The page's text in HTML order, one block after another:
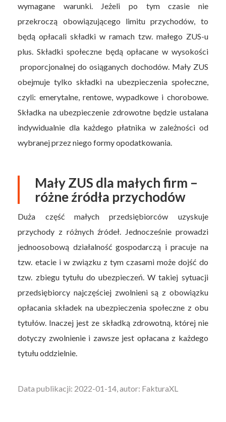
wymagane warunki. Jeżeli po tym czasie nie
przekroczą obowiązującego limitu przychodów, to
będą opłacali składki w ramach tzw. małego ZUS-u
plus. Składki społeczne będą opłacane w wysokości
proporcjonalnej do osiąganych dochodów. Mały ZUS
obejmuje tylko składki na ubezpieczenia społeczne,
czyli: emerytalne, rentowe, wypadkowe i chorobowe.
Składka na ubezpieczenie zdrowotne będzie ustalana
indywidualnie dla każdego płatnika w zależności od
wybranej przez niego formy opodatkowania.
Mały ZUS dla małych firm –
różne źródła przychodów
Duża część małych przedsiębiorców uzyskuje
przychody z różnych źródeł. Jednocześnie prowadzi
jednoosobową działalność gospodarczą i pracuje na
tzw. etacie i w związku z tym czasami może dojść do
tzw. zbiegu tytułu do ubezpieczeń. W takiej sytuacji
przedsiębiorcy najczęściej zwolnieni są z obowiązku
opłacania składek na ubezpieczenia społeczne z obu
tytułów. Inaczej jest ze składką zdrowotną, której nie
dotyczy zwolnienie i zawsze jest opłacana z każdego
tytułu oddzielnie.
Data publikacji: 2022-01-14, autor: FakturaXL